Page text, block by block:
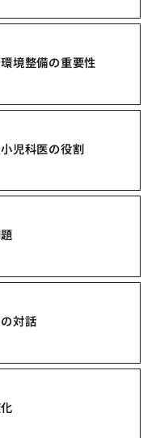
境整備の重要性
児科医の役割
対話